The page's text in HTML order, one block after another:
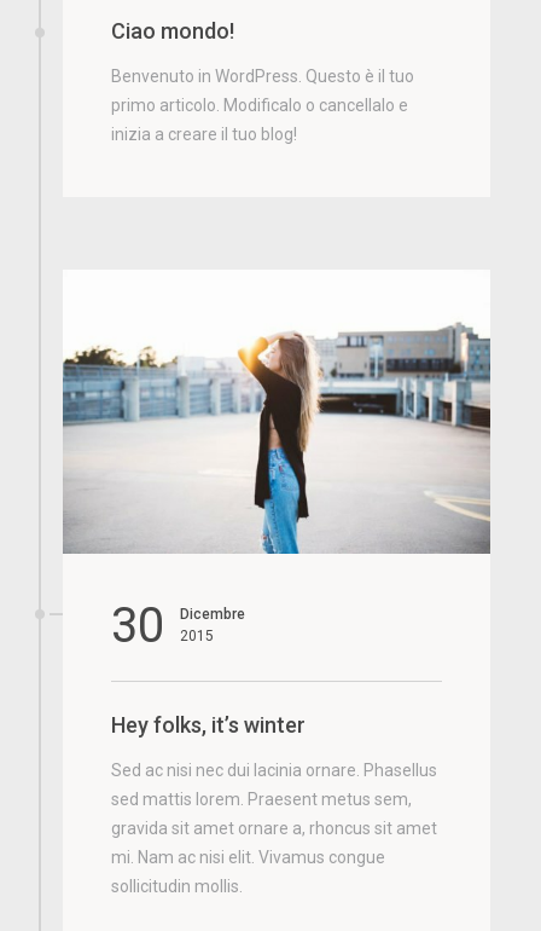
Ciao mondo!
Benvenuto in WordPress. Questo è il tuo
primo articolo. Modificalo o cancellalo e
inizia a creare il tuo blog!
30
Dicembre
2015
Hey folks, it’s winter
Sed ac nisi nec dui lacinia ornare. Phasellus
sed mattis lorem. Praesent metus sem,
gravida sit amet ornare a, rhoncus sit amet
mi. Nam ac nisi elit. Vivamus congue
sollicitudin mollis.